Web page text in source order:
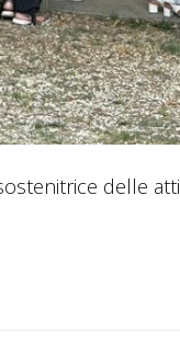
delle